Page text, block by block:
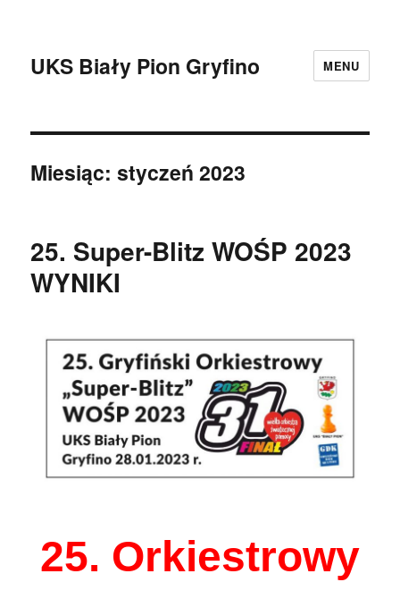
UKS Biały Pion Gryfino MENU
Miesiąc:styczeń 2023
25. Super-Blitz WOŚP 2023
WYNIKI
25. Orkiestrowy